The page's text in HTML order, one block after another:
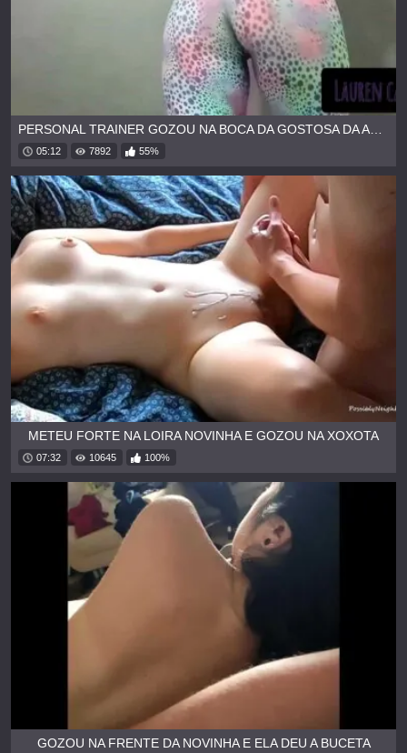
05:12 7892 55%
METEU FORTE NA LOIRA NOVINHA E GOZOU NA XOXOTA
07:32 10645 100%
GOZOU NA FRENTE DA NOVINHA E ELA DEU A BUCETA